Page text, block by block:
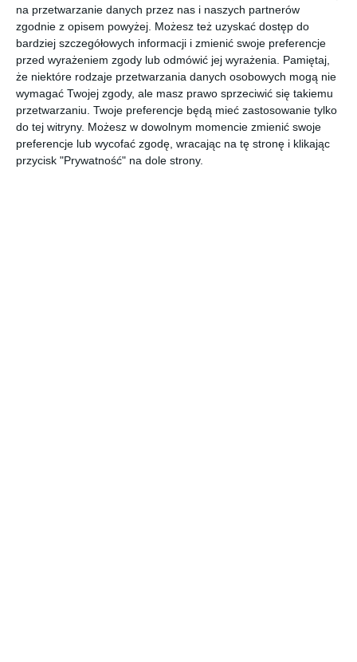
na przetwarzanie danych przez nas i naszych partnerów
zgodnie z opisem powyżej. Możesz też uzyskać dostęp do
bardziej szczegółowych informacji i zmienić swoje preferencje
przed wyrażeniem zgody lub odmówić jej wyrażenia.
Pamiętaj,
że niektóre rodzaje przetwarzania danych osobowych mogą nie
wymagać Twojej zgody, ale masz prawo sprzeciwić się takiemu
przetwarzaniu. Twoje preferencje będą mieć zastosowanie tylko
do tej witryny. Możesz w dowolnym momencie zmienić swoje
preferencje lub wycofać zgodę, wracając na tę stronę i klikając
przycisk "Prywatność" na dole strony.
Ponad 7000 modeli schodów! Katalog powstał, aby wspierać
pracę profesjonalistów w swojej dziedzinie. Każdy produkt
posiada zdjęcie wizerunkowe, nazwę, parametry techniczne,
lata gwarancji oraz materiały, z których jest wykonany. Po
każdej kategorii przygotowywane jest zestawienie
parametrów technicznych w formie prostej i przejrzystej
tabeli. Zobacz cały https://bit.ly/aboutdecor